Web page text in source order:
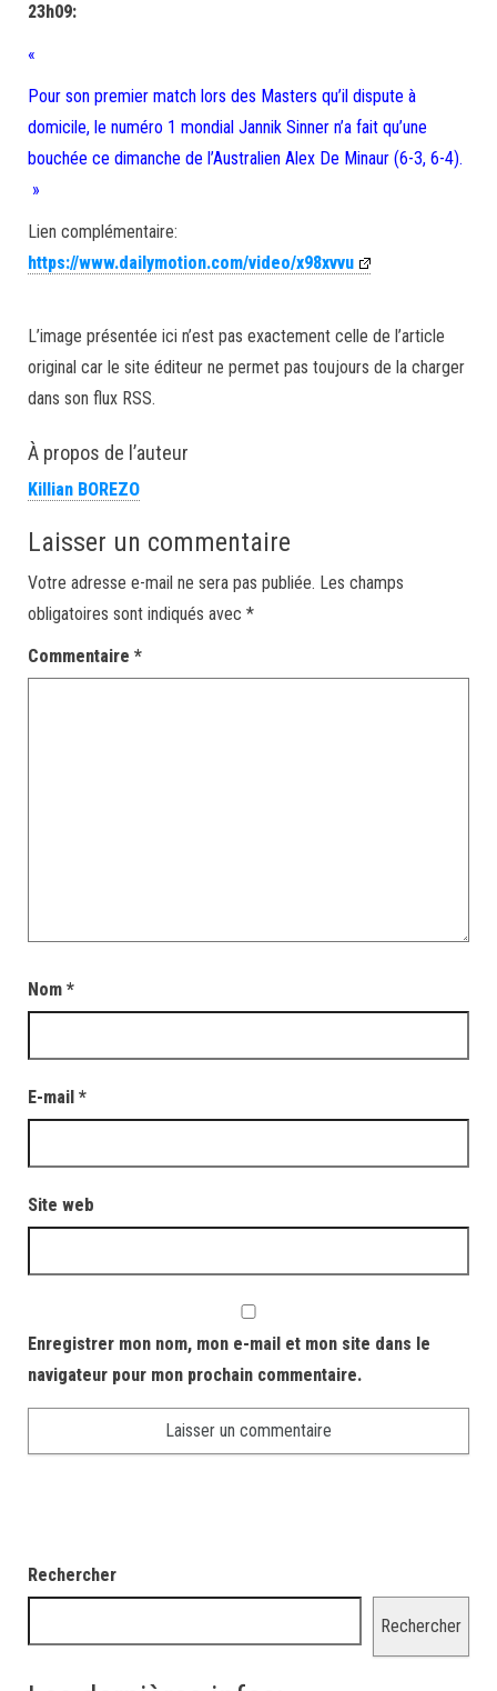
23h09:
«
Pour son premier match lors des Masters qu’il dispute à
domicile, le numéro 1 mondial Jannik Sinner n’a fait qu’une
bouchée ce dimanche de l’Australien Alex De Minaur (6-3, 6-4).
»
Lien complémentaire:
https://www.dailymotion.com/video/x98xvvu
L’image présentée ici n’est pas exactement celle de l’article
original car le site éditeur ne permet pas toujours de la charger
dans son flux RSS.
À propos de l’auteur
Killian BOREZO
Laisser un commentaire
Votre adresse e-mail ne sera pas publiée. Les champs
obligatoires sont indiqués avec *
Commentaire *
Nom *
E-mail *
Site web
Enregistrer mon nom, mon e-mail et mon site dans le
navigateur pour mon prochain commentaire.
Rechercher
Rechercher